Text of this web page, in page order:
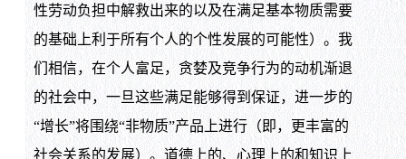
性劳动负担中解救出来的以及在满足基本物质需要
的基础上利于所有个人的个性发展的可能性）。我
们相信，在个人富足，贪婪及竞争行为的动机渐退
的社会中，一旦这些满足能够得到保证，进一步的
“增长”将围绕“非物质”产品上进行（即，更丰富的
社会关系的发展）。道德上的、心理上的和知识上